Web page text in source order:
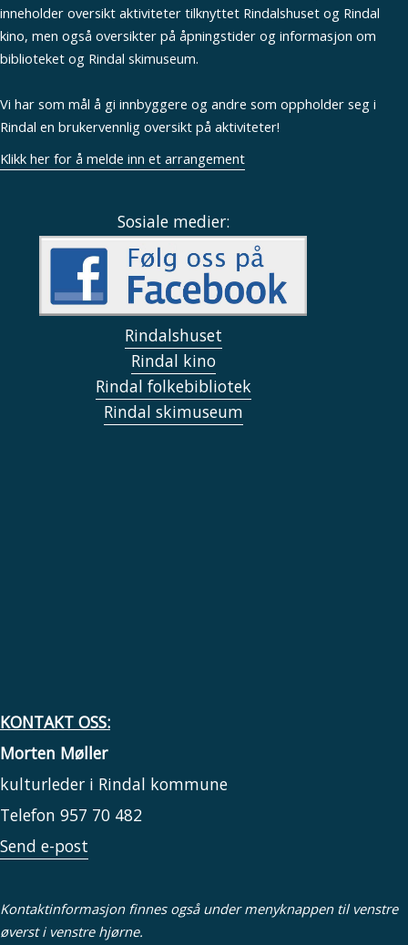
inneholder oversikt aktiviteter tilknyttet Rindalshuset og Rindal
kino, men også oversikter på åpningstider og informasjon om
biblioteket og Rindal skimuseum.
Vi har som mål å gi innbyggere og andre som oppholder seg i
Rindal en brukervennlig oversikt på aktiviteter!
Klikk her for å melde inn et arrangement
Sosiale medier:
Rindalshuset
Rindal kino
Rindal folkebibliotek
Rindal skimuseum
KONTAKT OSS:
Morten Møller
kulturleder i Rindal kommune
Telefon 957 70 482
Send e-post
Kontaktinformasjon finnes også under menyknappen til venstre
øverst i venstre hjørne.